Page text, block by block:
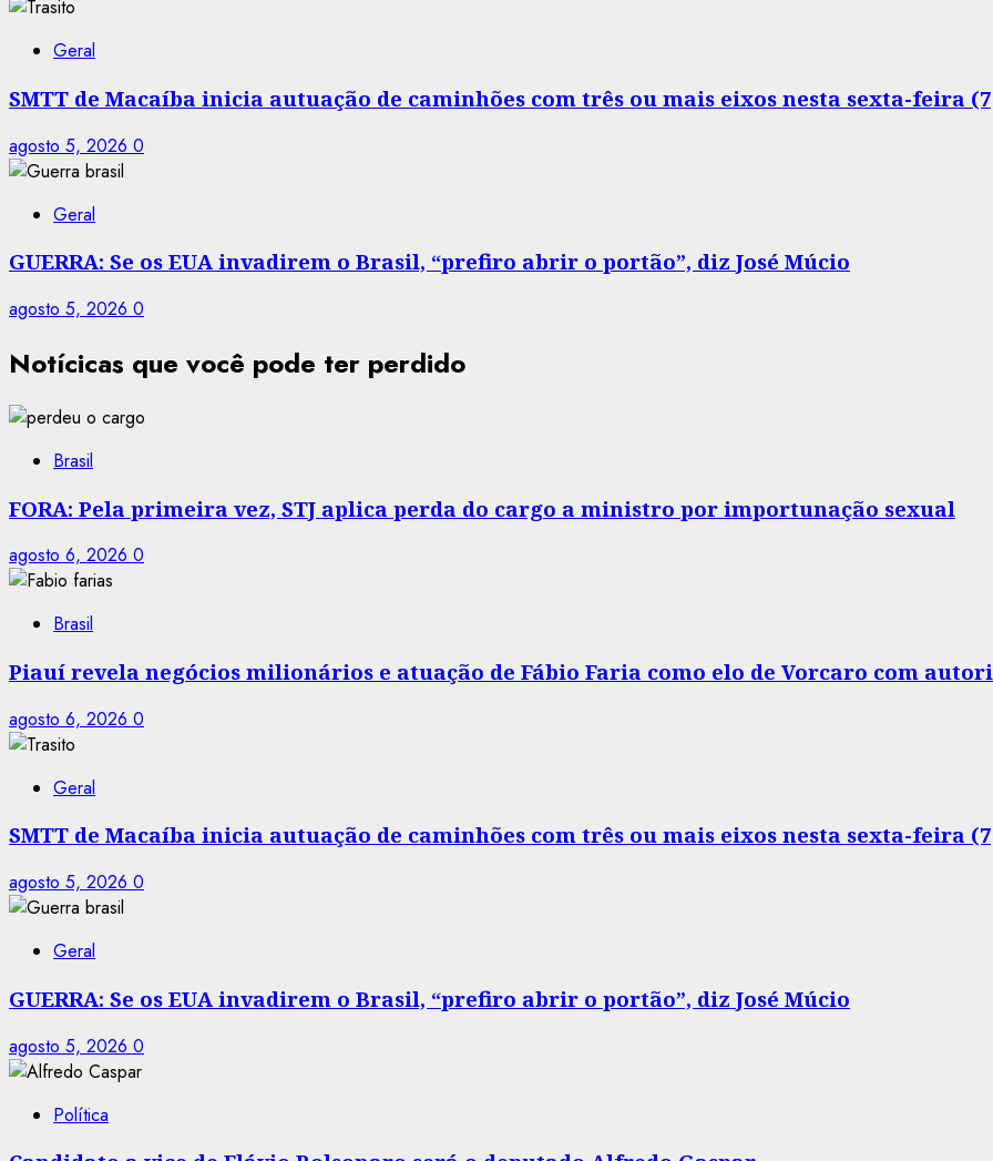
Geral
SMTT de Macaíba inicia autuação de caminhões com três ou mais eixos nesta sexta-feira
agosto 5, 2026 0
Geral
GUERRA: Se os EUA invadirem o Brasil, “prefiro abrir o portão”, diz José Múcio
agosto 5, 2026 0
Notícicas que você pode ter perdido
Brasil
FORA: Pela primeira vez, STJ aplica perda do cargo a ministro por importunação sexual
agosto 6, 2026 0
Brasil
Piauí revela negócios milionários e atuação de Fábio Faria como elo de Vorcaro com
agosto 6, 2026 0
Geral
SMTT de Macaíba inicia autuação de caminhões com três ou mais eixos nesta sexta-feira
agosto 5, 2026 0
Geral
GUERRA: Se os EUA invadirem o Brasil, “prefiro abrir o portão”, diz José Múcio
agosto 5, 2026 0
Política